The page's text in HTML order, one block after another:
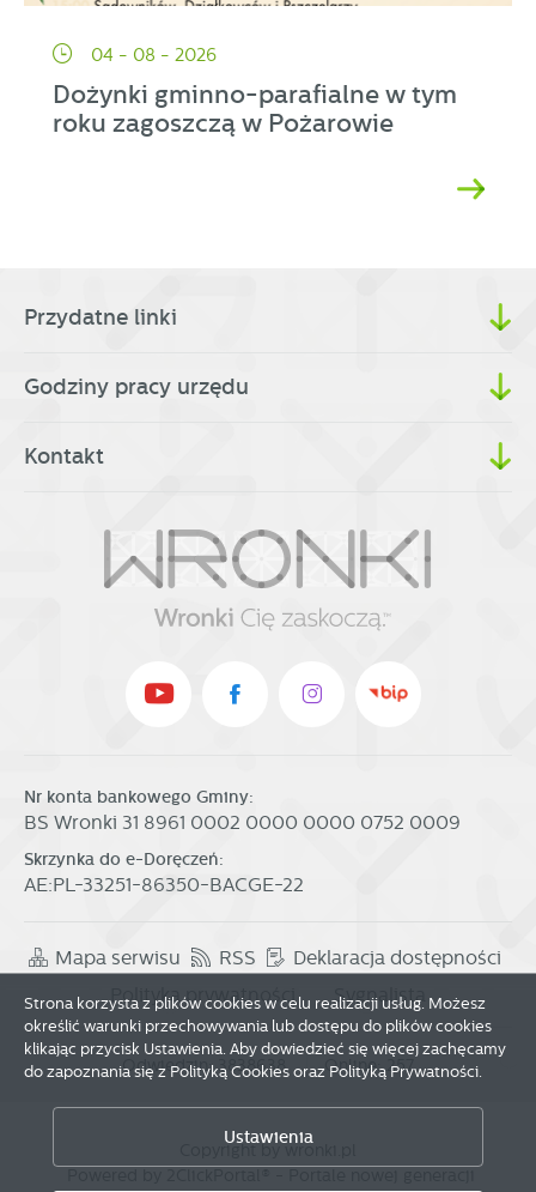
04 - 08 - 2026
Dożynki gminno-parafialne w tym
roku zagoszczą w Pożarowie
Przydatne linki
Godziny pracy urzędu
Kontakt
Nr konta bankowego Gminy:
BS Wronki 31 8961 0002 0000 0000 0752 0009
Skrzynka do e-Doręczeń:
AE:PL-33251-86350-BACGE-22
Mapa serwisu RSS
Deklaracja dostępności
Polityka prywatności
Sygnalista
Odwiedzin: 3838638 Online: 257
Strona korzysta z plików cookies w celu realizacji usług. Możesz
określić warunki przechowywania lub dostępu do plików cookies
klikając przycisk Ustawienia. Aby dowiedzieć się więcej zachęcamy
do zapoznania się z Polityką Cookies oraz Polityką Prywatności.
Ustawienia
Zapisz wybrane